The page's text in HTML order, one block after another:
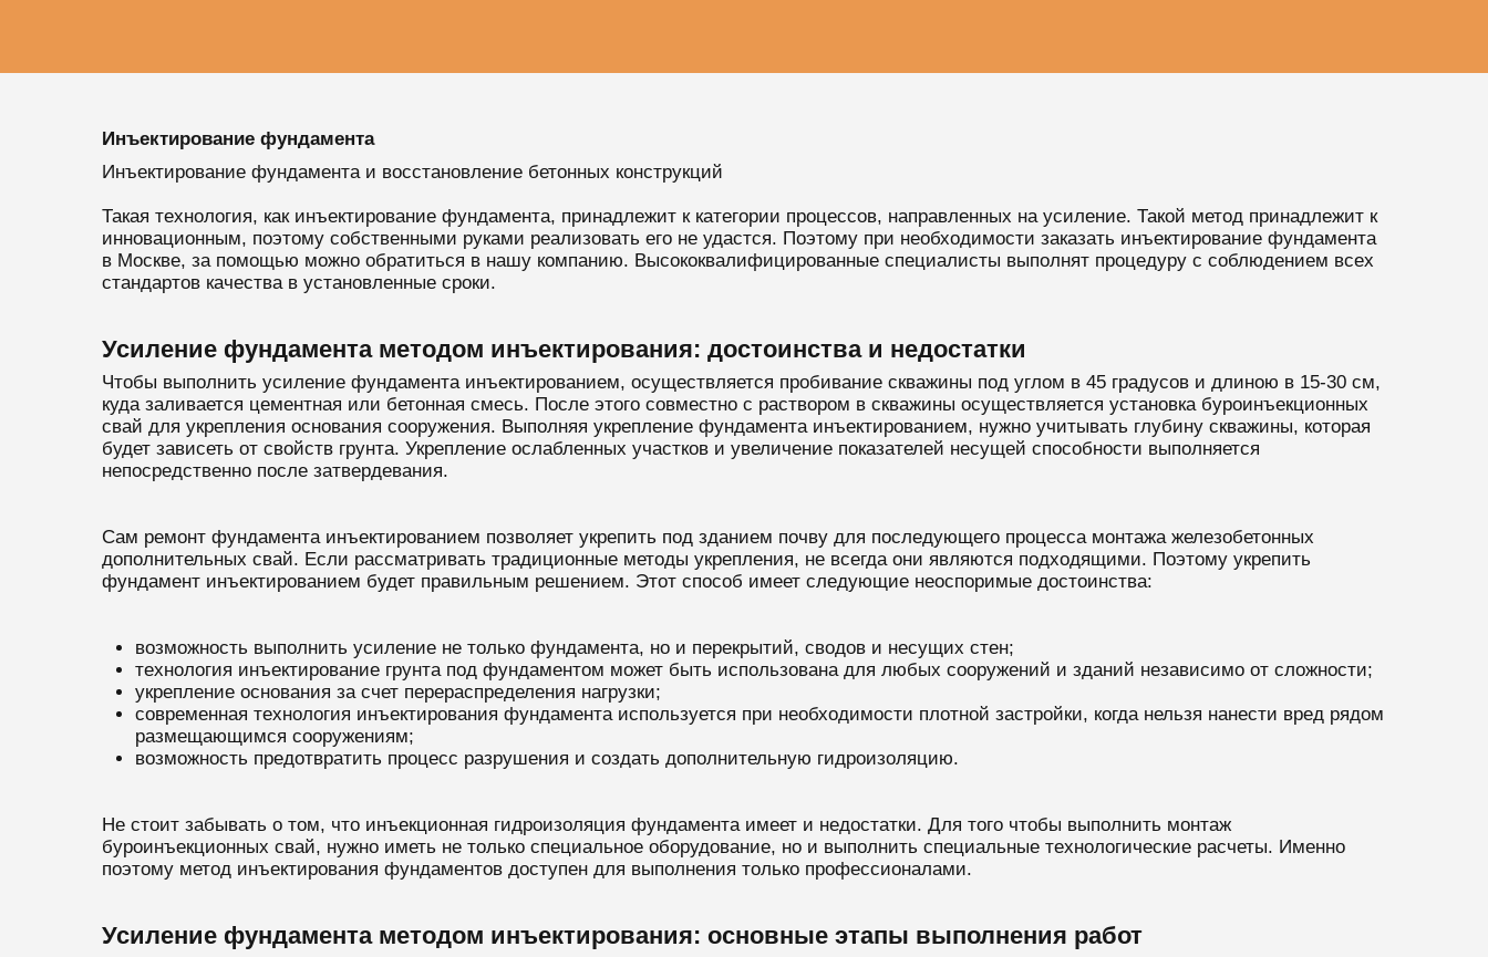
Инъектирование фундамента
Инъектирование фундамента и восстановление бетонных конструкций
Такая технология, как инъектирование фундамента, принадлежит к категории процессов, направленных на усиление. Такой метод принадлежит к
инновационным, поэтому собственными руками реализовать его не удастся. Поэтому при необходимости заказать инъектирование фундамента
в Москве, за помощью можно обратиться в нашу компанию. Высококвалифицированные специалисты выполнят процедуру с соблюдением всех
стандартов качества в установленные сроки.
Усиление фундамента методом инъектирования: достоинства и недостатки
Чтобы выполнить усиление фундамента инъектированием, осуществляется пробивание скважины под углом в 45 градусов и длиною в 15-30 см,
куда заливается цементная или бетонная смесь. После этого совместно с раствором в скважины осуществляется установка буроинъекционных
свай для укрепления основания сооружения. Выполняя укрепление фундамента инъектированием, нужно учитывать глубину скважины, которая
будет зависеть от свойств грунта. Укрепление ослабленных участков и увеличение показателей несущей способности выполняется
непосредственно после затвердевания.
Сам ремонт фундамента инъектированием позволяет укрепить под зданием почву для последующего процесса монтажа железобетонных
дополнительных свай. Если рассматривать традиционные методы укрепления, не всегда они являются подходящими. Поэтому укрепить
фундамент инъектированием будет правильным решением. Этот способ имеет следующие неоспоримые достоинства:
возможность выполнить усиление не только фундамента, но и перекрытий, сводов и несущих стен;
технология инъектирование грунта под фундаментом может быть использована для любых сооружений и зданий независимо от сложности;
укрепление основания за счет перераспределения нагрузки;
современная технология инъектирования фундамента используется при необходимости плотной застройки, когда нельзя нанести вред рядом
размещающимся сооружениям;
возможность предотвратить процесс разрушения и создать дополнительную гидроизоляцию.
Не стоит забывать о том, что инъекционная гидроизоляция фундамента имеет и недостатки. Для того чтобы выполнить монтаж
буроинъекционных свай, нужно иметь не только специальное оборудование, но и выполнить специальные технологические расчеты. Именно
поэтому метод инъектирования фундаментов доступен для выполнения только профессионалами.
Усиление фундамента методом инъектирования: основные этапы выполнения работ